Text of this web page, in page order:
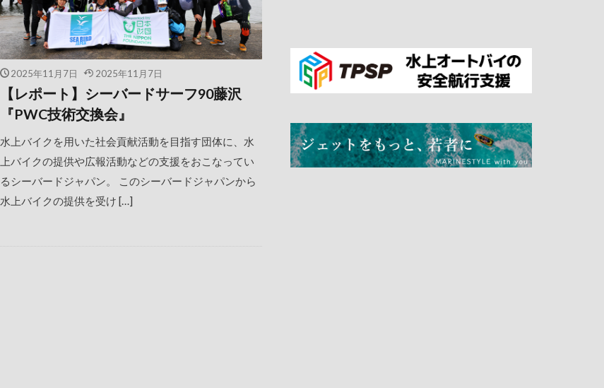
2025年11月7日 2025年11月7日
【レポート】シーバードサーフ90藤沢
『PWC技術交換会』
水上バイクを用いた社会貢献活動を目指す団体に、水
上バイクの提供や広報活動などの支援をおこなってい
るシーバードジャパン。 このシーバードジャパンから
水上バイクの提供を受け […]